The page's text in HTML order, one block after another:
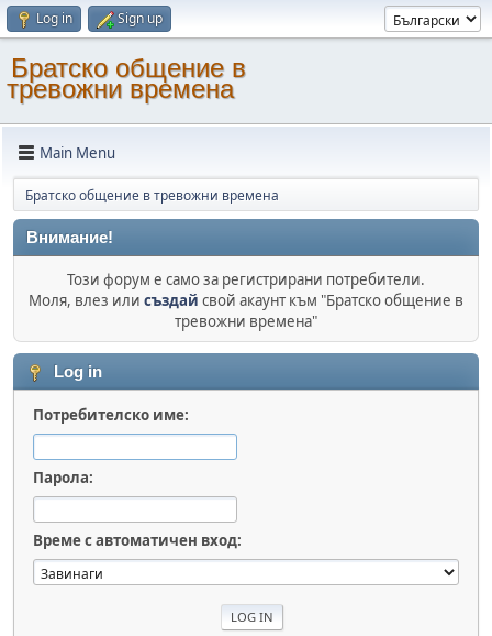
Log in Sign up
Братско общение в
тревожни времена
Main Menu
Братско общение в тревожни времена
Внимание!
Този форум е само за регистрирани потребители.
Моля, влез или създай свой акаунт към "Братско общение в
тревожни времена"
Log in
Потребителско име:
Парола:
Време с автоматичен вход: